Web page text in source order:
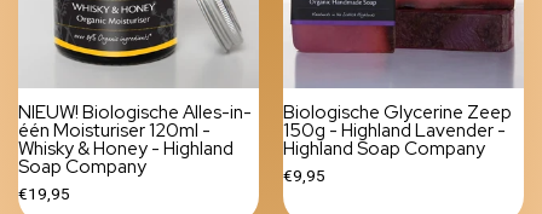
NIEUW! Biologische Alles-in-
één Moisturiser 120ml -
Whisky & Honey - Highland
Soap Company
€19,95
Biologische Glycerine Zeep
150g - Highland Lavender -
Highland Soap Company
€9,95